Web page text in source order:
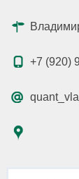
+7 (920)